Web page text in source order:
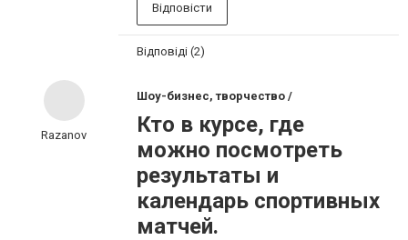
Відповісти
Відповіді (2)
Razanov
Шоу-бизнес, творчество /
Кто в курсе, где
можно посмотреть
результаты и
календарь спортивных
матчей.